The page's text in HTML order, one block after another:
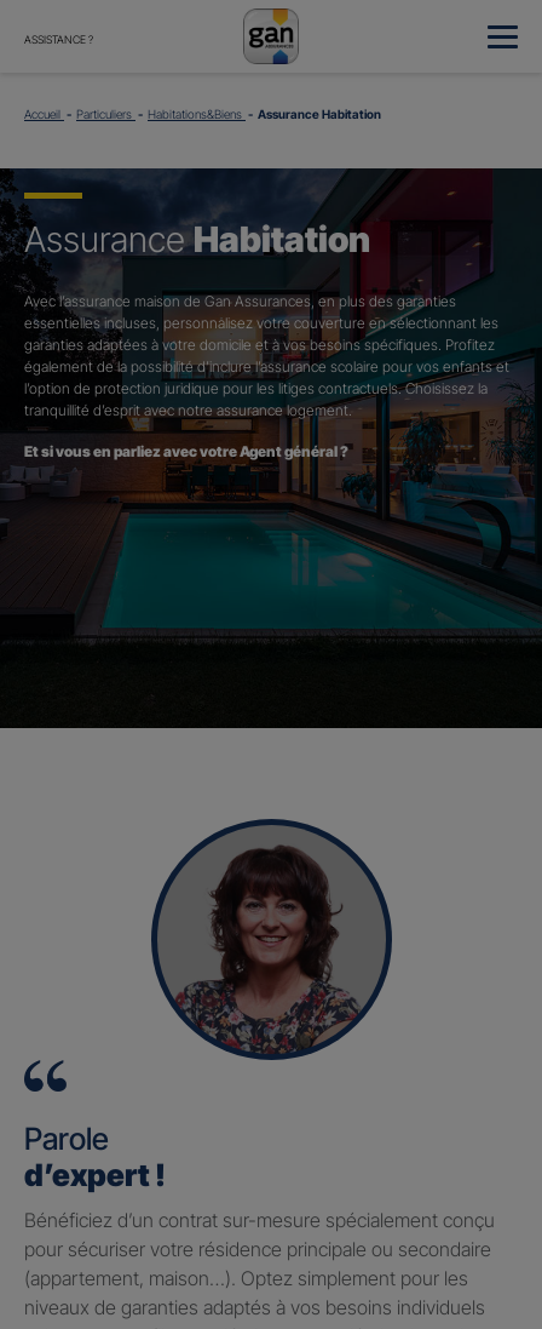
ASSISTANCE ?
Accueil Particuliers Habitations&Biens Assurance Habitation
AssuranceHabitation
Avec l’assurance maison de Gan Assurances, en plus des garanties
essentielles incluses, personnalisez votre couverture en sélectionnant les
garanties adaptées à votre domicile et à vos besoins spécifiques. Profitez
également de la possibilité d’inclure l’assurance scolaire pour vos enfants et
l’option de protection juridique pour les litiges contractuels. Choisissez la
tranquillité d’esprit avec notre assurance logement.
Et si vous en parliez avec votre Agent général ?
Parole
d’expert !
Bénéficiez d’un contrat sur-mesure spécialement conçu
pour sécuriser votre résidence principale ou secondaire
(appartement, maison…). Optez simplement pour les
niveaux de garanties adaptés à vos besoins individuels